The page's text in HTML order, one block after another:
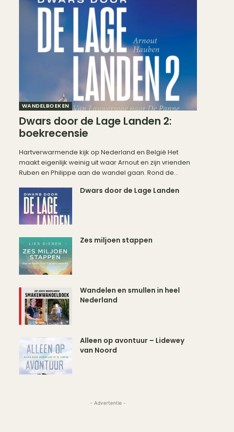
WANDELBOEKEN
Dwars door de Lage Landen 2:
boekrecensie
Hartverwarmende kijk op Nederland en België Het
maakt eigenlijk weinig uit waar Arnout en zijn vrienden
Ruben en Philippe aan de wandel gaan. Rond de...
Dwars door de Lage Landen
Zes miljoen stappen
Wandelen en smullen in heel
Nederland
Alleen op avontuur – Lidewey
van Noord
- Advertentie -